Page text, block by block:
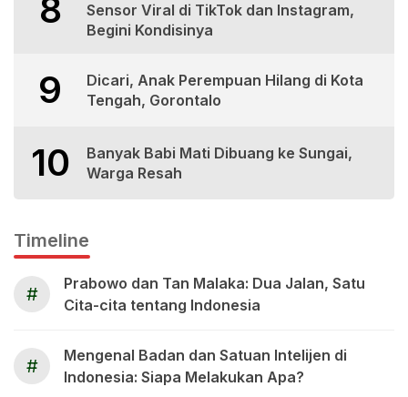
8
Sensor Viral di TikTok dan Instagram,
Begini Kondisinya
9
Dicari, Anak Perempuan Hilang di Kota
Tengah, Gorontalo
10
Banyak Babi Mati Dibuang ke Sungai,
Warga Resah
Timeline
#
Prabowo dan Tan Malaka: Dua Jalan, Satu
Cita-cita tentang Indonesia
#
Mengenal Badan dan Satuan Intelijen di
Indonesia: Siapa Melakukan Apa?